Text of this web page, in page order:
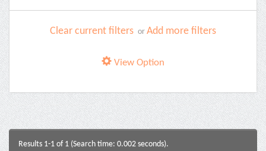
Clear current filters or Add more filters
View Option
Results 1-1 of 1 (Search time: 0.002 seconds).